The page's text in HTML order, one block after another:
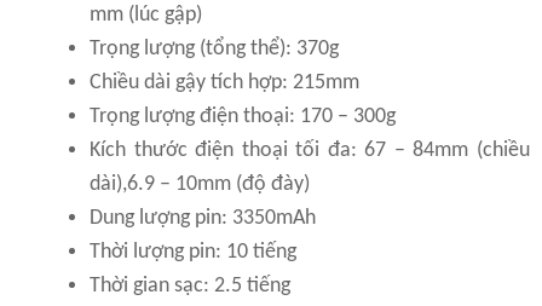
mm (lúc gập)
Trọng lượng (tổng thể): 370g
Chiều dài gậy tích hợp: 215mm
Trọng lượng điện thoại: 170 – 300g
Kích thước điện thoại tối đa: 67 – 84mm (chiều
dài),6.9 – 10mm (độ đày)
Dung lượng pin: 3350mAh
Thời lượng pin: 10 tiếng
Thời gian sạc: 2.5 tiếng